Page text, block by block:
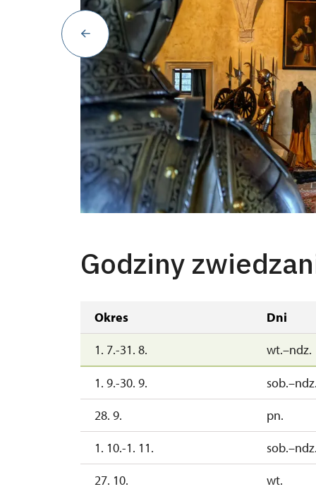
Godziny
Okres Dni
1. 7.-31. 8.
wt.–ndz.
1. 9.-30. 9. sob.–ndz.
28. 9.
pn.
1. 10.-1. 11.
sob.–ndz.
27. 10.
wt.